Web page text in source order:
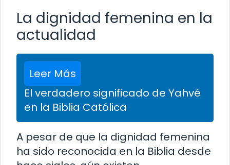
La dignidad femenina en la
actualidad
Leer Más
El verdadero significado de Yahvé
en la Biblia Católica
A pesar de que la dignidad femenina
ha sido reconocida en la Biblia desde